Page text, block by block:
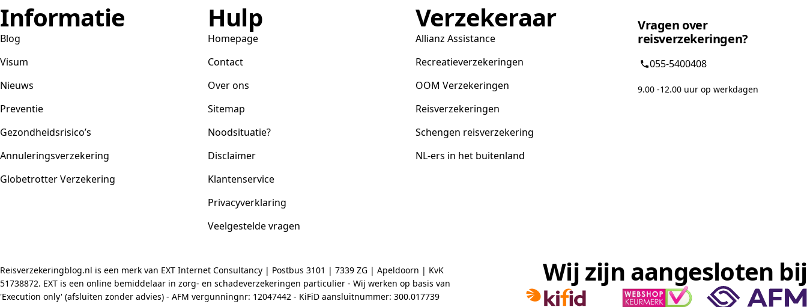
Informatie
Blog
Visum
Nieuws
Preventie
Gezondheidsrisico’s
Annuleringsverzekering
Globetrotter Verzekering
Hulp
Homepage
Contact
Over ons
Sitemap
Noodsituatie?
Disclaimer
Klantenservice
Privacyverklaring
Veelgestelde vragen
Verzekeraar
Allianz Assistance
Recreatieverzekeringen
OOM Verzekeringen
Reisverzekeringen
Schengen reisverzekering
NL-ers in het buitenland
Vragen over
reisverzekeringen?
055-5400408
9.00 -12.00 uur op werkdagen
Reisverzekeringblog.nl is een merk van EXT Internet Consultancy | Postbus 3101 | 7339 ZG | Apeldoorn | KvK
51738872. EXT is een online bemiddelaar in zorg- en schadeverzekeringen particulier - Wij werken op basis van
'Execution only' (afsluiten zonder advies) - AFM vergunningnr: 12047442 - KiFiD aansluitnummer: 300.017739
Wij zijn aangesloten bij